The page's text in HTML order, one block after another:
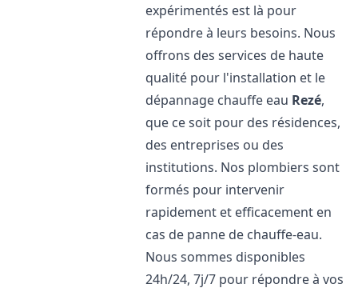
expérimentés est là pour
répondre à leurs besoins. Nous
offrons des services de haute
qualité pour l'installation et le
dépannage chauffe eau Rezé,
que ce soit pour des résidences,
des entreprises ou des
institutions. Nos plombiers sont
formés pour intervenir
rapidement et efficacement en
cas de panne de chauffe-eau.
Nous sommes disponibles
24h/24, 7j/7 pour répondre à vos